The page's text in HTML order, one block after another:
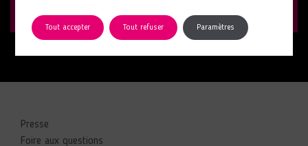
Presse
Foire aux questions
Tout accepter Tout refuser Paramètres